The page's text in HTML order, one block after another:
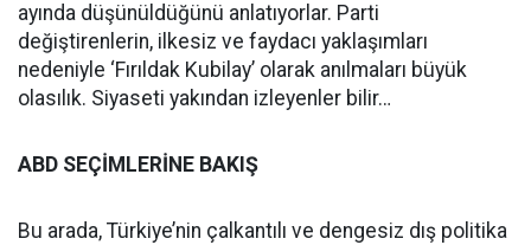
ayında düşünüldüğünü anlatıyorlar. Parti
değiştirenlerin, ilkesiz ve faydacı yaklaşımları
nedeniyle ‘Fırıldak Kubilay’ olarak anılmaları büyük
olasılık. Siyaseti yakından izleyenler bilir…
ABD SEÇİMLERİNE BAKIŞ
Bu arada, Türkiye’nin çalkantılı ve dengesiz dış politika